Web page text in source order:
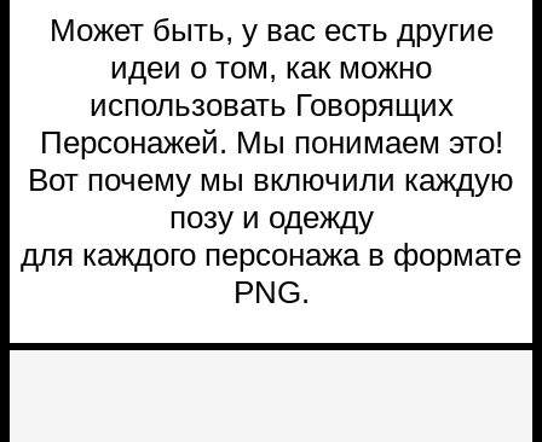
Может быть, у вас есть другие
идеи о том, как можно
использовать Говорящих
Персонажей. Мы понимаем это!
Вот почему мы включили каждую
позу и одежду
для каждого персонажа в формате
PNG.